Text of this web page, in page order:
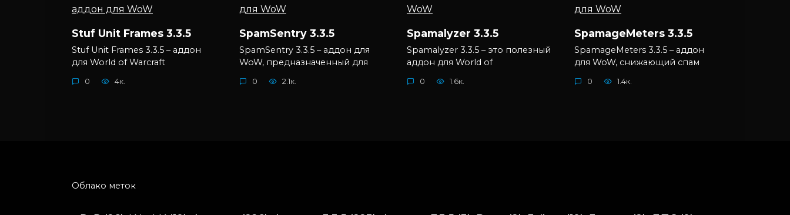
Stuf Unit Frames 3.3.5
Stuf Unit Frames 3.3.5 – аддон
для World of Warcraft
0 4к.
SpamSentry 3.3.5
SpamSentry 3.3.5 – аддон для
WoW, предназначенный для
0 2.1к.
Spamalyzer 3.3.5
Spamalyzer 3.3.5 – это полезный
аддон для World of
0 1.6к.
SpamageMeters 3.3.5
SpamageMeters 3.3.5 – аддон
для WoW, снижающий спам
0 1.4к.
Облако меток